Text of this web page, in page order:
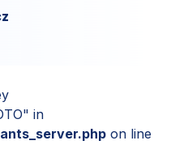
in
on line